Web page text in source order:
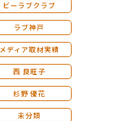
ビーラブクラブ
ラブ神戸
メディア取材実績
西 良旺子
杉野 優花
未分類